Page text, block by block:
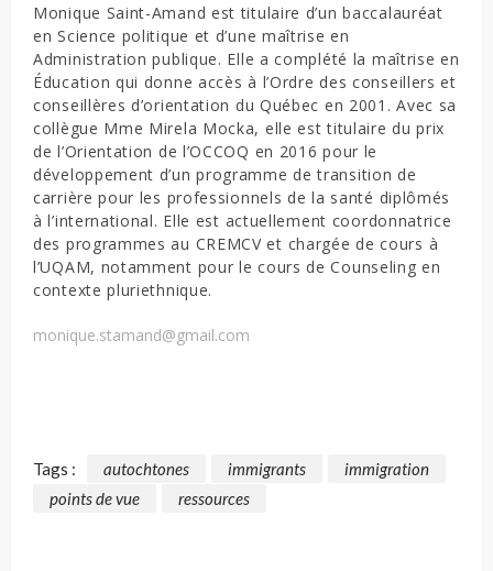
Monique Saint-Amand est titulaire d’un baccalauréat
en Science politique et d’une maîtrise en
Administration publique. Elle a complété la maîtrise en
Éducation qui donne accès à l’Ordre des conseillers et
conseillères d’orientation du Québec en 2001. Avec sa
collègue Mme Mirela Mocka, elle est titulaire du prix
de l’Orientation de l’OCCOQ en 2016 pour le
développement d’un programme de transition de
carrière pour les professionnels de la santé diplômés
à l’international. Elle est actuellement coordonnatrice
des programmes au CREMCV et chargée de cours à
l’UQAM, notamment pour le cours de Counseling en
contexte pluriethnique.
monique.stamand@gmail.com
Tags : autochtones immigrants
immigration
points de vue
ressources